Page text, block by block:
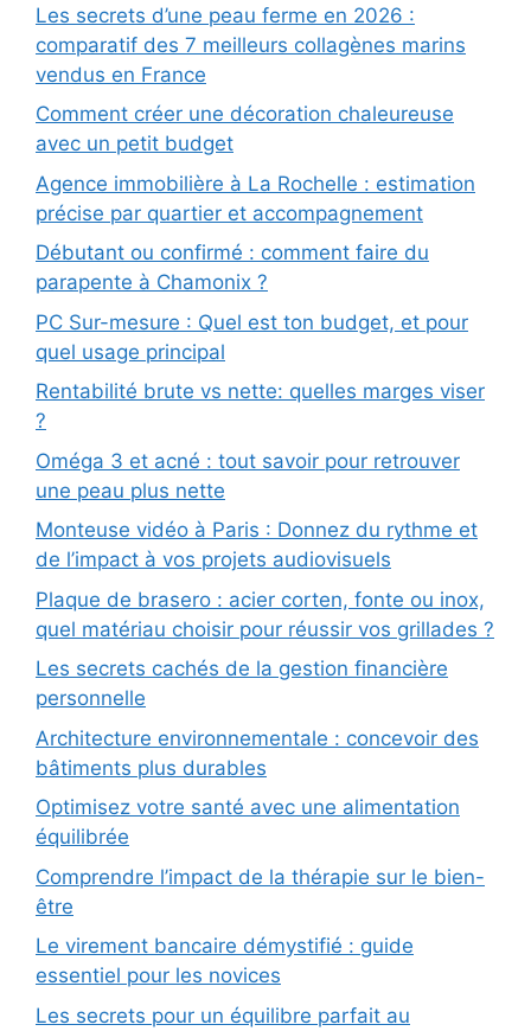
Les secrets d’une peau ferme en 2026 :
comparatif des 7 meilleurs collagènes marins
vendus en France
Comment créer une décoration chaleureuse
avec un petit budget
Agence immobilière à La Rochelle : estimation
précise par quartier et accompagnement
Débutant ou confirmé : comment faire du
parapente à Chamonix ?
PC Sur-mesure : Quel est ton budget, et pour
quel usage principal
Rentabilité brute vs nette: quelles marges viser
?
Oméga 3 et acné : tout savoir pour retrouver
une peau plus nette
Monteuse vidéo à Paris : Donnez du rythme et
de l’impact à vos projets audiovisuels
Plaque de brasero : acier corten, fonte ou inox,
quel matériau choisir pour réussir vos grillades ?
Les secrets cachés de la gestion financière
personnelle
Architecture environnementale : concevoir des
bâtiments plus durables
Optimisez votre santé avec une alimentation
équilibrée
Comprendre l’impact de la thérapie sur le bien-
être
Le virement bancaire démystifié : guide
essentiel pour les novices
Les secrets pour un équilibre parfait au